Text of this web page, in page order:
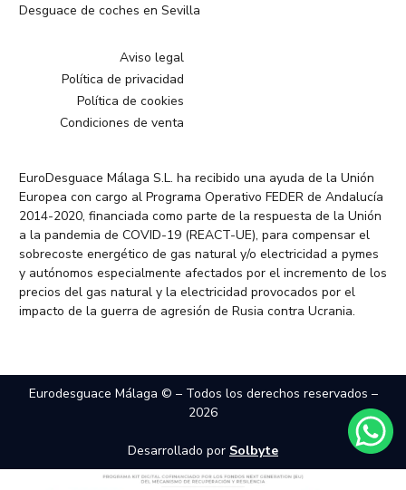
Desguace de coches en Sevilla
Aviso legal
Política de privacidad
Política de cookies
Condiciones de venta
EuroDesguace Málaga S.L. ha recibido una ayuda de la Unión
Europea con cargo al Programa Operativo FEDER de Andalucía
2014-2020, financiada como parte de la respuesta de la Unión
a la pandemia de COVID-19 (REACT-UE), para compensar el
sobrecoste energético de gas natural y/o electricidad a pymes
y autónomos especialmente afectados por el incremento de los
precios del gas natural y la electricidad provocados por el
impacto de la guerra de agresión de Rusia contra Ucrania.
Eurodesguace Málaga © – Todos los derechos reservados –
2026
Desarrollado por Solbyte